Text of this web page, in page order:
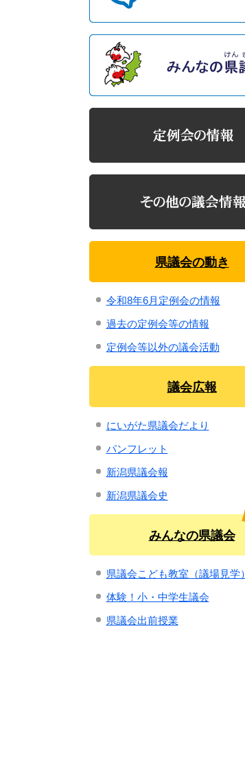
県議会の動き
令和8年6月定例会の情報
過去の定例会等の情報
定例会等以外の議会活動
議会広報
にいがた県議会だより
パンフレット
新潟県議会報
新潟県議会史
みんなの県議会
県議会こども教室（議場見学）
体験！小・中学生議会
県議会出前授業